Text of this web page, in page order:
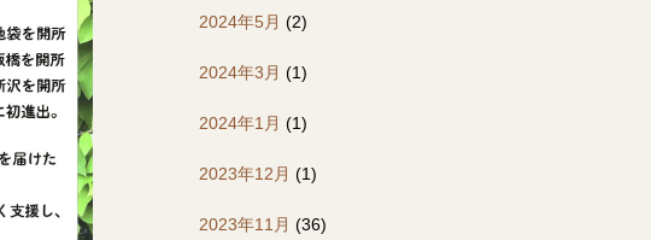
2024年5月 (2)
2024年3月 (1)
2024年1月 (1)
2023年12月 (1)
2023年11月 (36)